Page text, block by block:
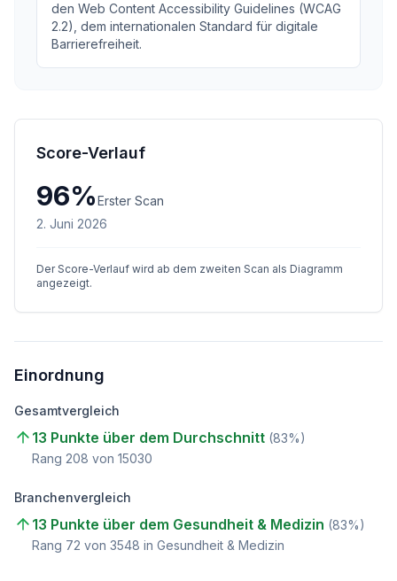
den Web Content Accessibility Guidelines (WCAG
2.2), dem internationalen Standard für digitale
Barrierefreiheit.
Score-Verlauf
96%Erster Scan
2. Juni 2026
Der Score-Verlauf wird ab dem zweiten Scan als Diagramm
angezeigt.
Einordnung
Gesamtvergleich
13 Punkte über dem Durchschnitt (83%)
Rang 208 von 15030
Branchenvergleich
13 Punkte über dem Gesundheit & Medizin (83%)
Rang 72 von 3548 in Gesundheit & Medizin